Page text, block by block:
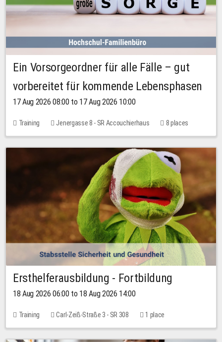
Ein Vorsorgeordner für alle Fälle – gut
vorbereitet für kommende Lebensphasen
17 Aug 2026 08:00 to 17 Aug 2026 10:00
Training Jenergasse 8 - SR Accouchierhaus 8 places
Ersthelferausbildung - Fortbildung
18 Aug 2026 06:00 to 18 Aug 2026 14:00
Training Carl-Zeiß-Straße 3 - SR 308 1 place